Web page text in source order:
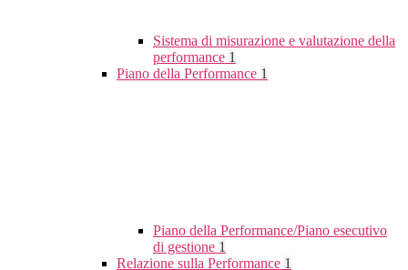
Sistema di misurazione e valutazione della
performance 1
Piano della Performance 1
Piano della Performance/Piano esecutivo
di gestione 1
Relazione sulla Performance 1